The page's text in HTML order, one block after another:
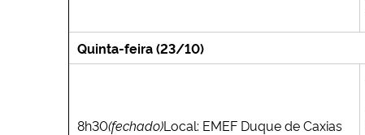
Quinta-feira (23/10)
8h30(fechado)Local: EMEF Duque de Caxias